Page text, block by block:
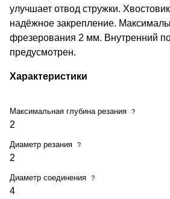
улучшает отвод стружки.
надёжное закрепление.
фрезерования 2 мм. Внутренний
предусмотрен.
Характеристики
Максимальная глубина резания ?
2
Диаметр резания ?
2
Диаметр соединения ?
4